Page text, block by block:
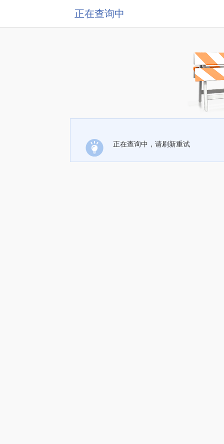
正在查询中
正在查询中，请刷新重试